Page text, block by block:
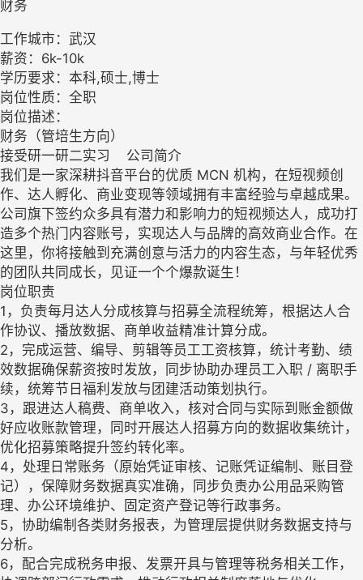
财务
工作城市：武汉
薪资：6k-10k
学历要求：本科,硕士,博士
岗位性质：全职
岗位描述：
财务（管培生方向）
接受研一研二实习 公司简介​
我们是一家深耕抖音平台的优质 MCN 机构，在短视频创
作、达人孵化、商业变现等领域拥有丰富经验与卓越成果。
公司旗下签约众多具有潜力和影响力的短视频达人，成功打
造多个热门内容账号，实现达人与品牌的高效商业合作。在
这里，你将接触到充满创意与活力的内容生态，与年轻优秀
的团队共同成长，见证一个个爆款诞生！​
岗位职责​
1，负责每月达人分成核算与招募全流程统筹，根据达人合
作协议、播放数据、商单收益精准计算分成。
2，完成运营、编导、剪辑等员工工资核算，统计考勤、绩
效数据确保薪资按时发放，同步协助办理员工入职 / 离职手
续，统筹节日福利发放与团建活动策划执行。​
3，跟进达人稿费、商单收入，核对合同与实际到账金额做
好应收账款管理，同时开展达人招募方向的数据收集统计，
优化招募策略提升签约转化率。​
4，处理日常账务（原始凭证审核、记账凭证编制、账目登
记），保障财务数据真实准确，同步负责办公用品采购管
理、办公环境维护、固定资产登记等行政事务。​
5，协助编制各类财务报表，为管理层提供财务数据支持与
分析。
6，配合完成税务申报、发票开具与管理等税务相关工作，